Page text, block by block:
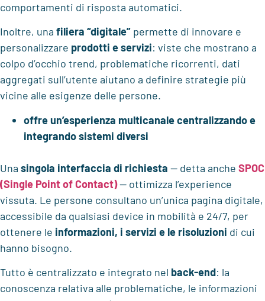
comportamenti di risposta automatici.
Inoltre, una filiera “digitale” permette di innovare e
personalizzare prodotti e servizi: viste che mostrano a
colpo d’occhio trend, problematiche ricorrenti, dati
aggregati sull’utente aiutano a definire strategie più
vicine alle esigenze delle persone.
offre un’esperienza multicanale centralizzando e
integrando sistemi diversi
Una singola interfaccia di richiesta — detta anche SPOC
(Single Point of Contact)— ottimizza l’experience
vissuta. Le persone consultano un’unica pagina digitale,
accessibile da qualsiasi device in mobilità e 24/7, per
ottenere le informazioni, i servizi e le risoluzioni di cui
hanno bisogno.
Tutto è centralizzato e integrato nel back-end: la
conoscenza relativa alle problematiche, le informazioni